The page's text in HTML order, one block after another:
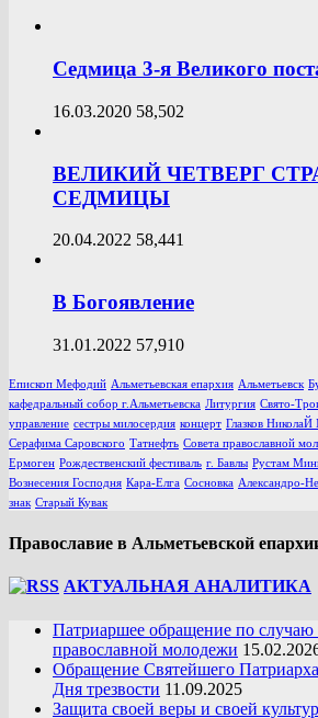
Седмица 3-я Великого
16.03.2020 58,502
ВЕЛИКИЙ ЧЕТВЕРГ
СЕДМИЦЫ
20.04.2022 58,441
В Богоявление
31.01.2022 57,910
Епископ Мефодий Альметьевская епархия Альметьевск
кафедральный собор г.Альметьевска Литургия Свято-
управление сестры милосердия концерт Глазков
Серафима Саровского Татнефть Совета православной
Ермоген Рождественский фестиваль г. Бавлы Рустам
Вознесения Господня Кара-Елга Сосновка Александро-
знак Старый Кувак
Православие в Альметьевской
АКТУАЛЬНАЯ АНАЛИТИКА
Патриаршее обращение по случаю
православной молодежи
Обращение Святейшего
Дня трезвости 11.09.2025
Защита своей веры и своей